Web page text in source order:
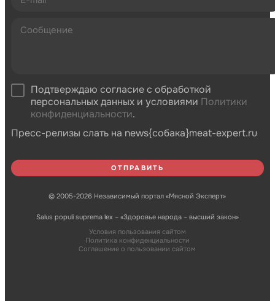
Подтверждаю согласие с обработкой
персональных данных и условиями Политики
конфиденциальности.
Пресс-релизы слать на news{собака}meat-expert.ru
© 2005-2026 Независимый портал «Мясной Эксперт»
Salus populi suprema lex – «Здоровье народа – высший закон»
Условия пользования сайтом
Политика конфиденциальности
Соглашение о пользовании сайтом